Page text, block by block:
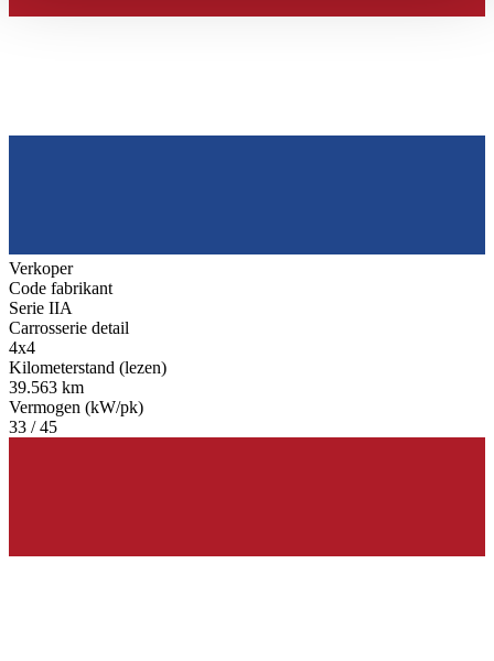
Verkoper
Code fabrikant
Serie IIA
Carrosserie detail
4x4
Kilometerstand (lezen)
39.563 km
Vermogen (kW/pk)
33 / 45